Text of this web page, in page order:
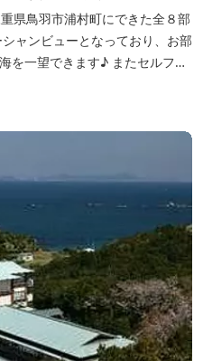
県鳥羽市浦村町にできた全８部
ャンビューとなっており、お部
を一望できます♪ またセルフチ
、好きな時間に非対面でチェッ
サービスがない分、リーズナブ